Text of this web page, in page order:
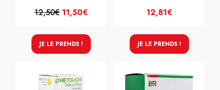
12,50€ 11,50€
JE LE PRENDS !
12,81€
JE LE PRENDS !